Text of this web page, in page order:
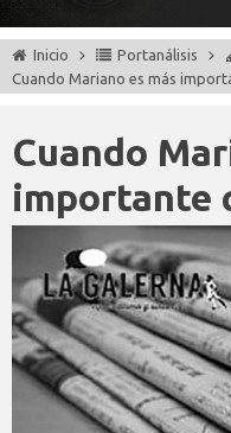
Inicio
Portanálisis
Cuando Mariano es más
Cuando
importante